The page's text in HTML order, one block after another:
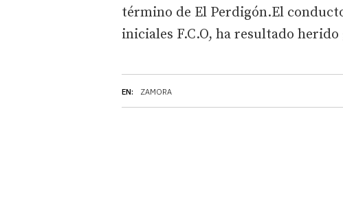
EN: ZAMORA
término de El Perdigón.El
iniciales F.C.O, ha resultado